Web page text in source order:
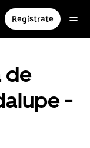
Regístrate
de
-